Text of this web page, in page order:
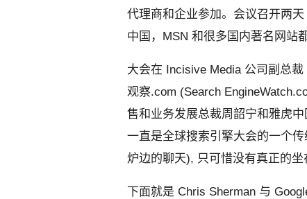
代理商和企业参加。会议召开两
中国，MSN 和很多国内著名网站
大会在 Incisive Media 公司副总
观察.com (Search
售和业务发展总裁周韶宁和雅虎
一直是全球搜索引擎大会的一个
炉边的聊天), 只可惜没有真正的坐
下面就是 Chris Sherman 与